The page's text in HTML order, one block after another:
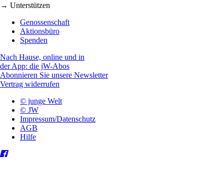
→ Unterstützen
Genossenschaft
Aktionsbüro
Spenden
Nach Hause, online und in
der App: die jW-Abos
Abonnieren Sie unsere Newsletter
Vertrag widerrufen
© junge Welt
© JW
Impressum/Datenschutz
AGB
Hilfe